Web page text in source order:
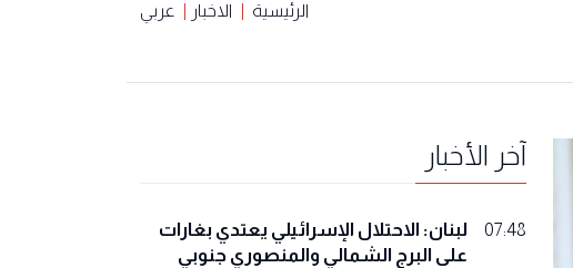
الرئيسية الاخبار عربي
آخر الأخبار
07:48
لبنان: الاحتلال الإسرائيلي يعتدي بغارات
على البرج الشمالي والمنصوري جنوبي